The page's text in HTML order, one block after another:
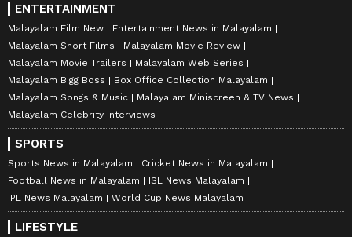
ENTERTAINMENT
Malayalam Film New
Entertainment News in Malayalam
Malayalam Short Films
Malayalam Movie Review
Malayalam Movie Trailers
Malayalam Web Series
Malayalam Bigg Boss
Box Office Collection Malayalam
Malayalam Songs & Music
Malayalam Miniscreen & TV News
Malayalam Celebrity Interviews
SPORTS
Sports News in Malayalam
Cricket News in Malayalam
Football News in Malayalam
ISL News Malayalam
IPL News Malayalam
World Cup News Malayalam
LIFESTYLE